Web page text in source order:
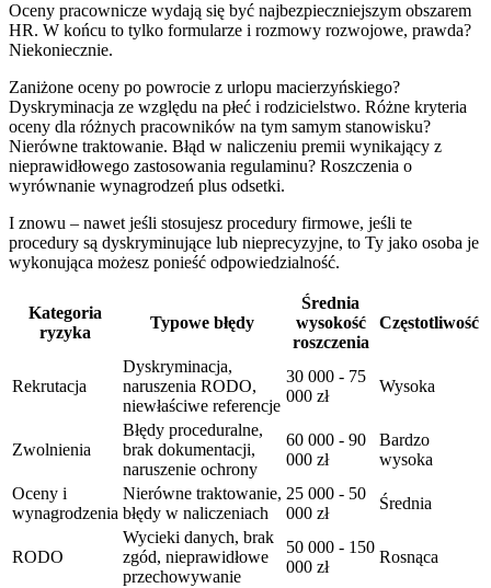
Oceny pracownicze wydają się być najbezpieczniejszym obszarem
HR. W końcu to tylko formularze i rozmowy rozwojowe, prawda?
Niekoniecznie.
Zaniżone oceny po powrocie z urlopu macierzyńskiego?
Dyskryminacja ze względu na płeć i rodzicielstwo. Różne kryteria
oceny dla różnych pracowników na tym samym stanowisku?
Nierówne traktowanie. Błąd w naliczeniu premii wynikający z
nieprawidłowego zastosowania regulaminu? Roszczenia o
wyrównanie wynagrodzeń plus odsetki.
I znowu – nawet jeśli stosujesz procedury firmowe, jeśli te
procedury są dyskryminujące lub nieprecyzyjne, to Ty jako osoba je
wykonująca możesz ponieść odpowiedzialność.
Kategoria
ryzyka
Typowe błędy
Średnia
wysokość
roszczenia
Częstotliwość
Rekrutacja
Dyskryminacja,
naruszenia RODO,
niewłaściwe referencje
30 000 - 75
000 zł
Wysoka
Zwolnienia
Błędy proceduralne,
brak dokumentacji,
naruszenie ochrony
60 000 - 90
000 zł
Bardzo
wysoka
Oceny i
wynagrodzenia
Nierówne traktowanie,
błędy w naliczeniach
25 000 - 50
000 zł
Średnia
RODO
Wycieki danych, brak
zgód, nieprawidłowe
przechowywanie
50 000 - 150
000 zł
Rosnąca